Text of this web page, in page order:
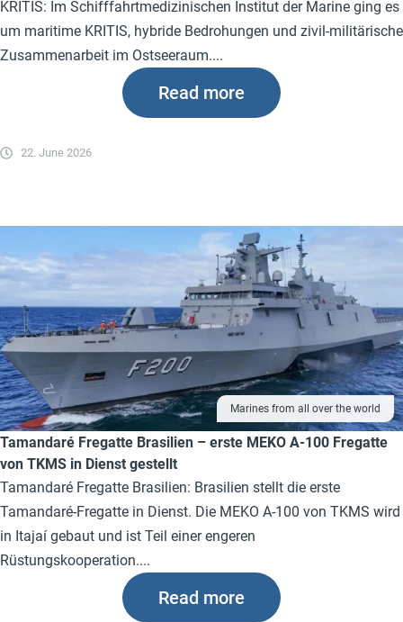
KRITIS: Im Schifffahrtmedizinischen Institut der Marine ging es
um maritime KRITIS, hybride Bedrohungen und zivil-militärische
Zusammenarbeit im Ostseeraum....
22. June 2026
Read more
Marines from all over the world
Tamandaré Fregatte Brasilien – erste MEKO A-100 Fregatte
von TKMS in Dienst gestellt
Tamandaré Fregatte Brasilien: Brasilien stellt die erste
Tamandaré-Fregatte in Dienst. Die MEKO A-100 von TKMS wird
in Itajaí gebaut und ist Teil einer engeren
Rüstungskooperation....
Read more